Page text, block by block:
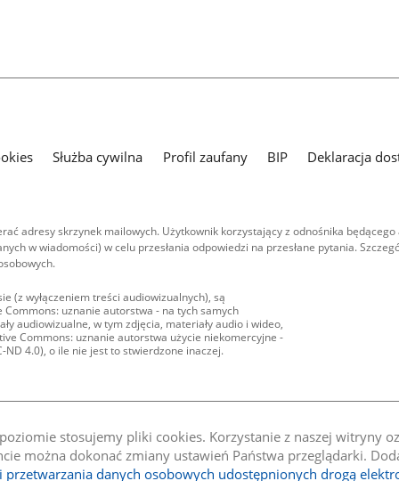
stosujemy pliki cookies. Korzystanie z naszej witryny
można dokonać zmiany ustawień Państwa przeglądarki.
przetwarzania danych osobowych udostępnionych drogą
Służba cywilna Profil zaufany BIP Deklaracja
adresy skrzynek mailowych. Użytkownik korzystający z odnośnika
w wiadomości) w celu przesłania odpowiedzi na przesłane pytania.
(z wyłączeniem treści audiowizualnych), są
uznanie autorstwa - na tych samych
audiowizualne, w tym zdjęcia, materiały audio i wideo,
Commons: uznanie autorstwa użycie niekomercyjne -
ND 4.0), o ile nie jest to stwierdzone inaczej.